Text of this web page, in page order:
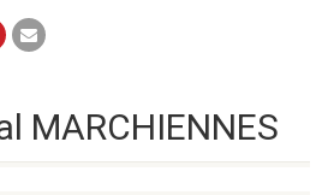
MARCHIENNES